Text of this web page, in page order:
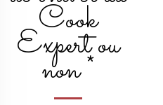
Cook
Expert ou
non *